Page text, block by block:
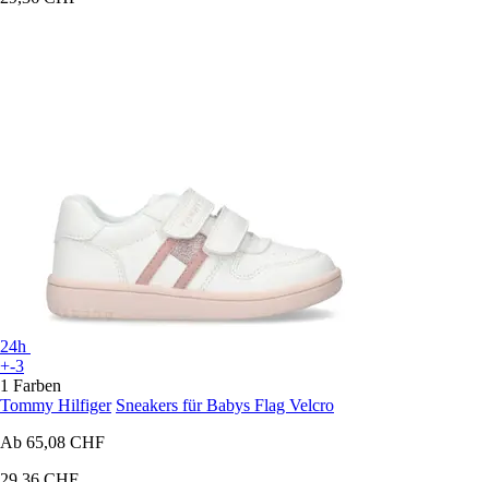
24h
+-3
1 Farben
Tommy Hilfiger Sneakers für Babys Flag Velcro
Ab 65,08 CHF